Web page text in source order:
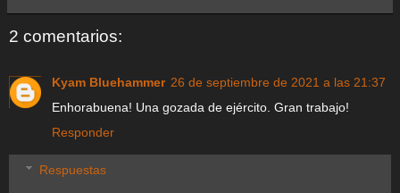
2 comentarios:
Kyam Bluehammer 26 de septiembre de 2021 a las 21:37
Enhorabuena! Una gozada de ejército. Gran trabajo!
Responder
Respuestas